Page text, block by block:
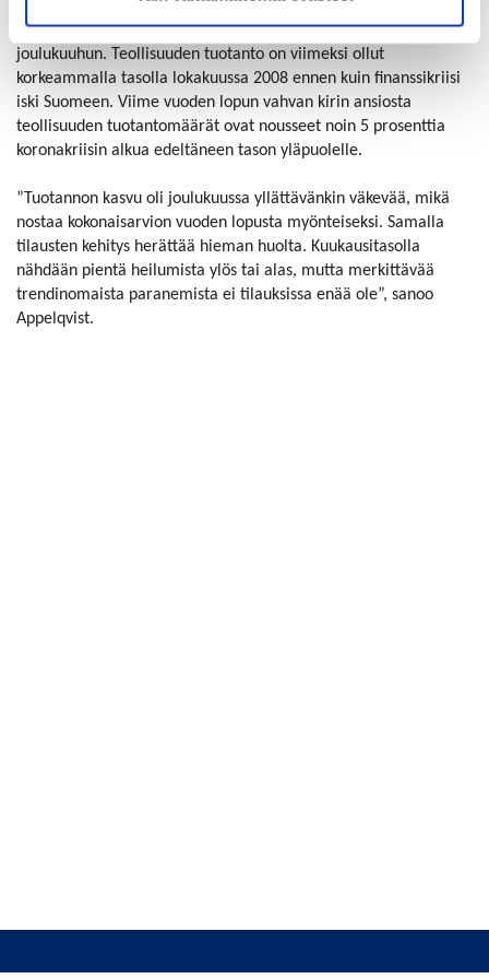
Tuotantomäärissä kasvua mitattiin 3,1 prosenttia suhteessa
marraskuuhun ja 11,5 prosenttia suhteessa edellisen vuoden
joulukuuhun. Teollisuuden tuotanto on viimeksi ollut
korkeammalla tasolla lokakuussa 2008 ennen kuin finanssikriisi
iski Suomeen. Viime vuoden lopun vahvan kirin ansiosta
teollisuuden tuotantomäärät ovat nousseet noin 5 prosenttia
koronakriisin alkua edeltäneen tason yläpuolelle.
”Tuotannon kasvu oli joulukuussa yllättävänkin väkevää, mikä
nostaa kokonaisarvion vuoden lopusta myönteiseksi. Samalla
tilausten kehitys herättää hieman huolta. Kuukausitasolla
nähdään pientä heilumista ylös tai alas, mutta merkittävää
trendinomaista paranemista ei tilauksissa enää ole”, sanoo
Appelqvist.